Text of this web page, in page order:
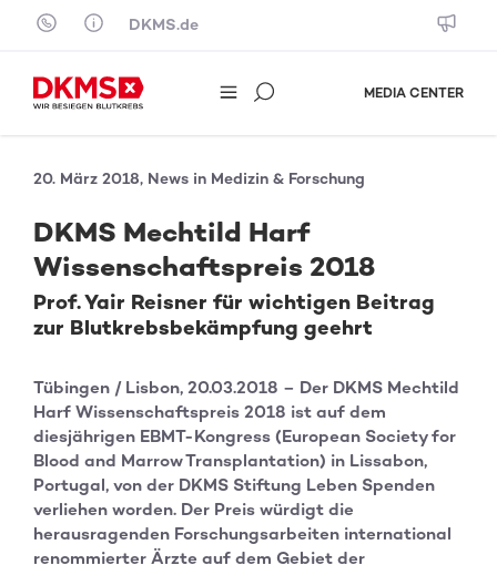
Skip to content
DKMS.de
MEDIA CENTER
20. März 2018, News in Medizin & Forschung
DKMS Mechtild Harf
Wissenschaftspreis 2018
Prof. Yair Reisner für wichtigen Beitrag
zur Blutkrebsbekämpfung geehrt
Tübingen / Lisbon, 20.03.2018 – Der DKMS Mechtild
Harf Wissenschaftspreis 2018 ist auf dem
diesjährigen EBMT-Kongress (European Society for
Blood and Marrow Transplantation) in Lissabon,
Portugal, von der DKMS Stiftung Leben Spenden
verliehen worden. Der Preis würdigt die
herausragenden Forschungsarbeiten international
renommierter Ärzte auf dem Gebiet der